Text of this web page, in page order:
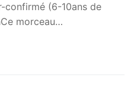
confirmé (6-10ans de
morceau…